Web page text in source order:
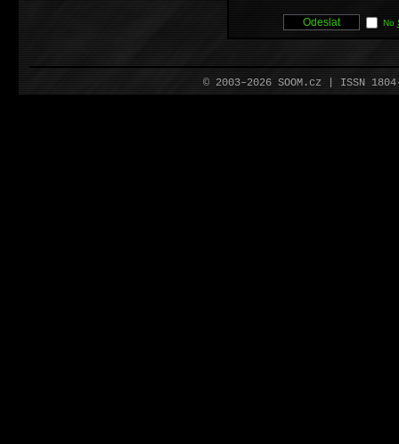
No
© 2003–2026 SOOM.cz | ISSN